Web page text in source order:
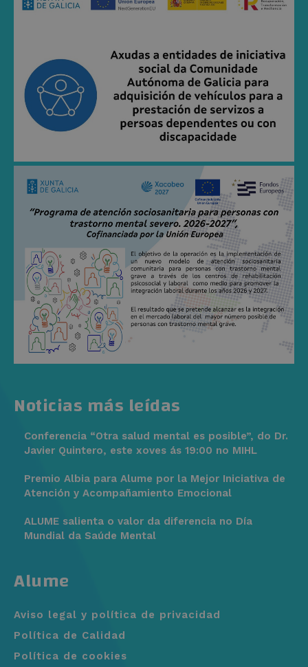
Alume
Aviso legal y política de privacidad
Política de Calidad
Política de cookies
Noticias más leídas
Conferencia “Otra salud mental es posible”, do Dr.
Javier Quintero, este xoves ás 19:00 no MIHL
Premio Albia para Alume por la Mejor Iniciativa de
Atención y Acompañamiento Emocional
ALUME salienta o valor da diferencia no Día
Mundial da Saúde Mental